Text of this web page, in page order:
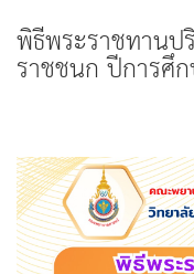
พิธีพระราชทาน
ราชชนก ปีการศึ